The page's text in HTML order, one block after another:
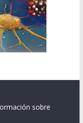
sobre